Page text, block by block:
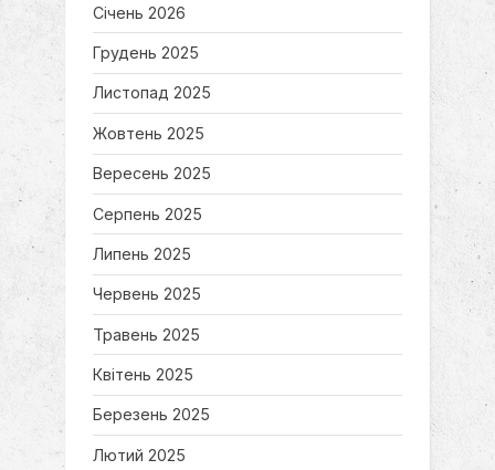
Січень 2026
Грудень 2025
Листопад 2025
Жовтень 2025
Вересень 2025
Серпень 2025
Липень 2025
Червень 2025
Травень 2025
Квітень 2025
Березень 2025
Лютий 2025